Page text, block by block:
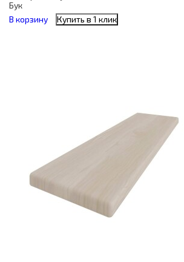
Бук
В корзину
Купить в 1 клик